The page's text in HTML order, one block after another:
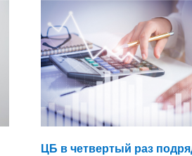
ЦБ в четвертый раз